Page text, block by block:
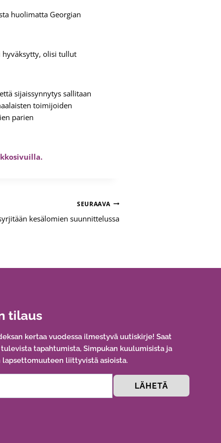
huolimatta Georgian
hyväksytty, olisi tullut
sijaissynnytys sallitaan
toimijoiden
parien
SEURAAVA
kesälomien suunnittelussa
tilaus
kertaa vuodessa ilmestyvä uutiskirje! Saat
tapahtumista, Simpukan kuulumisista ja
lapsettomuuteen liittyvistä asioista.
LÄHETÄ